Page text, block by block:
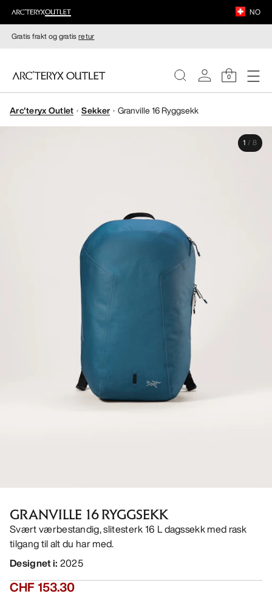
NO
Gratis frakt og gratisretur
0
DAMER
Arc'teryx Outlet Sekker Granville 16 Ryggsekk
1 / 8
GRANVILLE 16 RYGGSEKK
Svært værbestandig, slitesterk 16 L dagssekk med rask
tilgang til alt du har med.
Designet i: 2025
CHF 153.30